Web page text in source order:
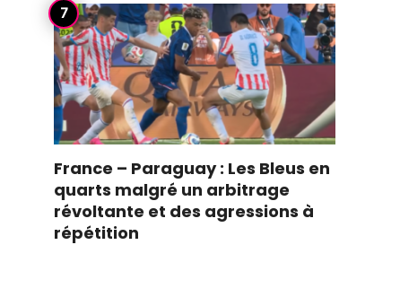
France – Paraguay : Les Bleus en
quarts malgré un arbitrage
révoltante et des agressions à
répétition